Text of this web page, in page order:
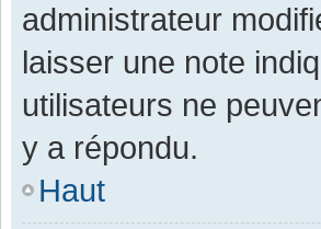
administrateur
laisser une note
utilisateurs ne
y a répondu.
Haut